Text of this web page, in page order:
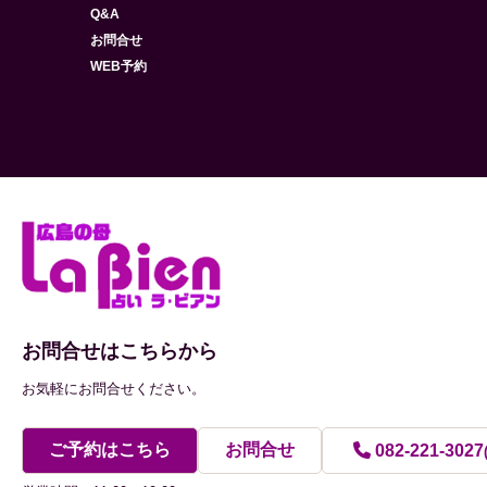
Q&A
お問合せ
WEB予約
お問合せはこちらから
お気軽にお問合せください。
ご予約はこちら お問合せ 082-221-3027